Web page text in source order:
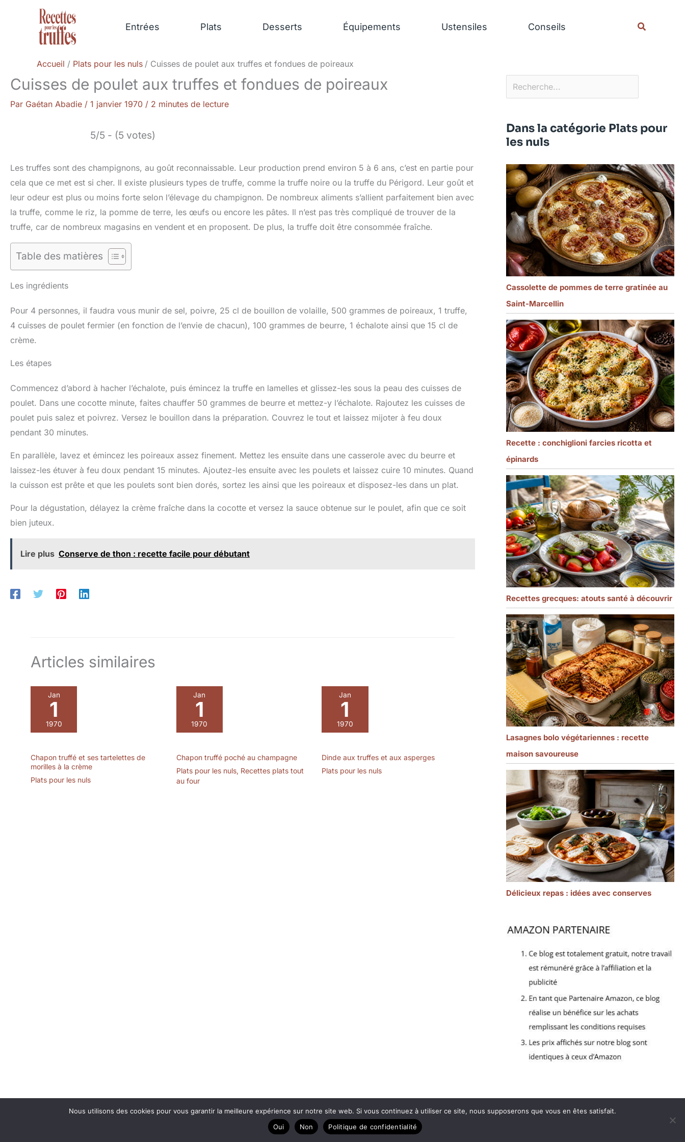
Entrées Plats Desserts Équipements Ustensiles Conseils
Accueil Plats pour les nuls Cuisses de poulet aux truffes et fondues de poireaux
Cuisses de poulet aux truffes et fondues de poireaux
Par Gaétan Abadie / 1 janvier 1970 / 2 minutes de lecture
5/5 - (5 votes)
Les truffes sont des champignons, au goût reconnaissable. Leur production prend environ 5 à 6 ans, c’est en partie pour
cela que ce met est si cher. Il existe plusieurs types de truffe, comme la truffe noire ou la truffe du Périgord. Leur goût et
leur odeur est plus ou moins forte selon l’élevage du champignon. De nombreux aliments s’allient parfaitement bien avec
la truffe, comme le riz, la pomme de terre, les œufs ou encore les pâtes. Il n’est pas très compliqué de trouver de la
truffe, car de nombreux magasins en vendent et en proposent. De plus, la truffe doit être consommée fraîche.
Table des matières
Les ingrédients
Pour 4 personnes, il faudra vous munir de sel, poivre, 25 cl de bouillon de volaille, 500 grammes de poireaux, 1 truffe,
4 cuisses de poulet fermier (en fonction de l’envie de chacun), 100 grammes de beurre, 1 échalote ainsi que 15 cl de
crème.
Les étapes
Commencez d’abord à hacher l’échalote, puis émincez la truffe en lamelles et glissez-les sous la peau des cuisses de
poulet. Dans une cocotte minute, faites chauffer 50 grammes de beurre et mettez-y l’échalote. Rajoutez les cuisses de
poulet puis salez et poivrez. Versez le bouillon dans la préparation. Couvrez le tout et laissez mijoter à feu doux
pendant 30 minutes.
En parallèle, lavez et émincez les poireaux assez finement. Mettez les ensuite dans une casserole avec du beurre et
laissez-les étuver à feu doux pendant 15 minutes. Ajoutez-les ensuite avec les poulets et laissez cuire 10 minutes. Quand
la cuisson est prête et que les poulets sont bien dorés, sortez les ainsi que les poireaux et disposez-les dans un plat.
Pour la dégustation, délayez la crème fraîche dans la cocotte et versez la sauce obtenue sur le poulet, afin que ce soit
bien juteux.
Lire plus Conserve de thon : recette facile pour débutant
Articles similaires
Jan
1
1970
Chapon truffé et ses tartelettes de
morilles à la crème
Plats pour les nuls
Jan
1
1970
Chapon truffé poché au champagne
Plats pour les nuls, Recettes plats tout
au four
Jan
1
1970
Dinde aux truffes et aux asperges
Plats pour les nuls
Dans la catégorie Plats pour
les nuls
Cassolette de pommes de terre gratinée au
Saint-Marcellin
Recette : conchiglioni farcies ricotta et
épinards
Recettes grecques: atouts santé à découvrir
Lasagnes bolo végétariennes : recette
maison savoureuse
Délicieux repas : idées avec conserves
A propos Contact
Nous utilisons des cookies pour vous garantir la meilleure expérience sur notre site web. Si vous continuez à utiliser ce site, nous supposerons que vous en êtes satisfait.
Oui
Non Politique de confidentialité